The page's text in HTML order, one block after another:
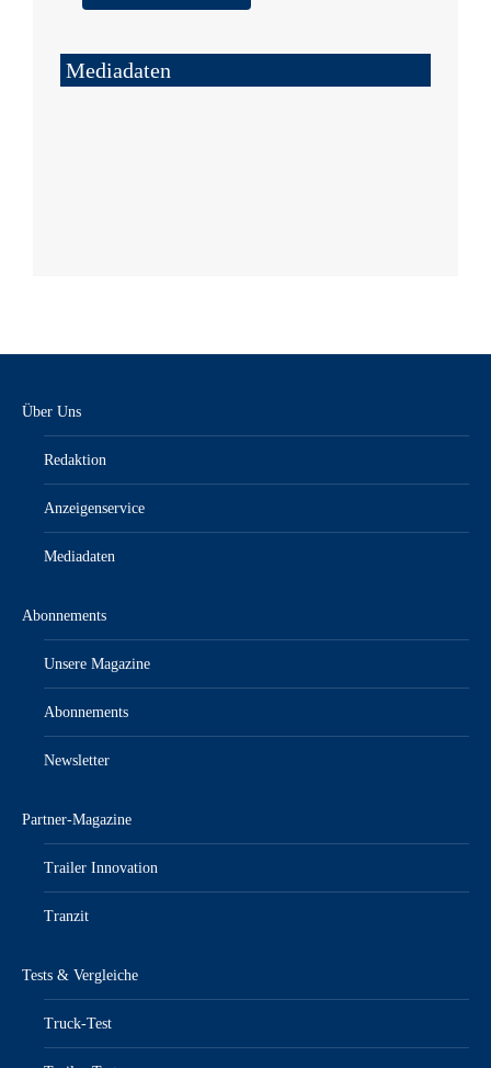
Mediadaten
Über Uns
Redaktion
Anzeigenservice
Mediadaten
Abonnements
Unsere Magazine
Abonnements
Newsletter
Partner-Magazine
Trailer Innovation
Tranzit
Tests & Vergleiche
Truck-Test